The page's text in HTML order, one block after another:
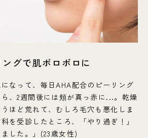
グで肌ボロボロに
になって、毎日AHA配合のピーリング
、2週間後には頬が真っ赤に...。乾燥
ほど荒れて、むしろ毛穴も悪化しま
を受診したところ、「やり過ぎ！」
した。」(23歳女性)